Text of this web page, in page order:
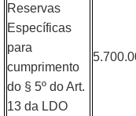
Reservas
Específicas
para
cumprimento
do § 5º do Art.
13 da LDO